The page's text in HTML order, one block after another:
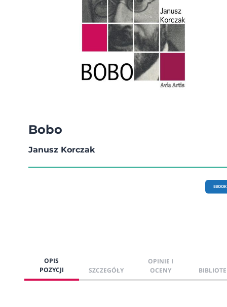
Bobo
Janusz Korczak
EBOOK
OPIS
POZYCJI
SZCZEGÓŁY
OPINIE I
OCENY